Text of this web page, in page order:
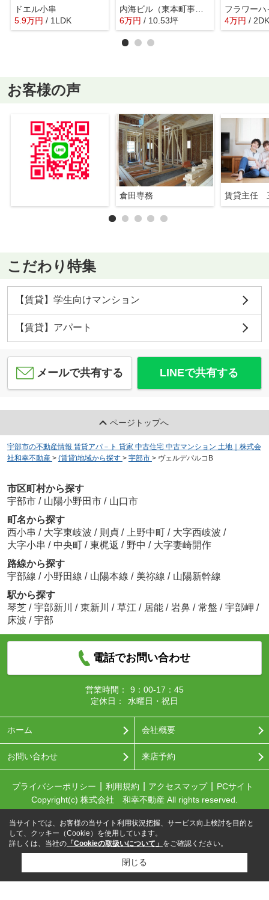
ドエル小串
5.9万円 / 1LDK
内海ビル（東本町事務所）
6万円 / 10.53坪
フラワーハ
4万円 / 2DK
お客様の声
倉田専務 賃貸主任
こだわり特集
【賃貸】学生向けマンション
【賃貸】アパート
メールで共有する LINEで共有する
ページトップへ
宇部市の不動産情報 賃貸アパ－ト 貸家 中古住宅 中古マンション 土地｜株式会
社和幸不動産 > (賃貸)地域から探す > 宇部市 > ヴェルデパルコB
市区町村から探す
宇部市 / 山陽小野田市 / 山口市
町名から探す
西小串 / 大字東岐波 / 則貞 / 上野中町 / 大字西岐波 /
大字小串 / 中央町 / 東梶返 / 野中 / 大字妻崎開作
路線から探す
宇部線 / 小野田線 / 山陽本線 / 美祢線 / 山陽新幹線
駅から探す
琴芝 / 宇部新川 / 東新川 / 草江 / 居能 / 岩鼻 / 常盤 / 宇部岬 /
床波 / 宇部
電話でお問い合わせ
営業時間：
9：00-17：45
定休日：
水曜日・祝日
ホーム 会社概要
お問い合わせ 来店予約
プライバシーポリシー 利用規約 アクセスマップ
PCサイト
Copyright(c) 株式会社 和幸不動産 All rights reserved.
当サイトでは、お客様の当サイト利用状況把握、サービス向上検討を目的と
して、クッキー（Cookie）を使用しています。
詳しくは、当社の 「Cookieの取扱いについて」 をご確認ください。
閉じる